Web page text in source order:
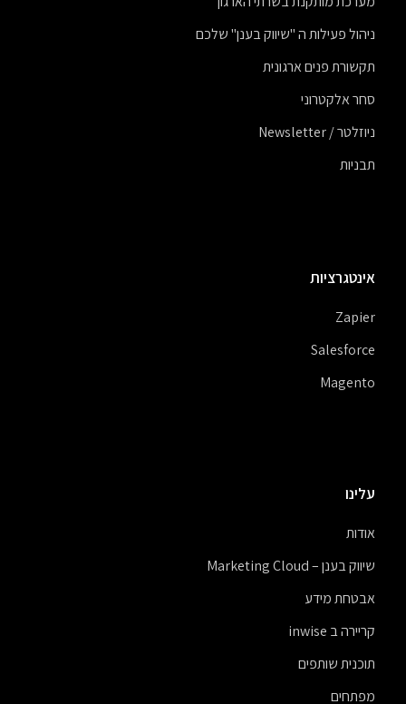
ניהול פעילות ה "שיווק בענן" שלכם
תקשורת פנים ארגונית
סחר אלקטרוני
ניוזלטר / Newsletter
תבניות
אינטגרציות
Zapier
Salesforce
Magento
עלינו
אודות
שיווק בענן – Marketing Cloud
אבטחת מידע
קריירה ב inwise
תוכנית שותפים
מפתחים